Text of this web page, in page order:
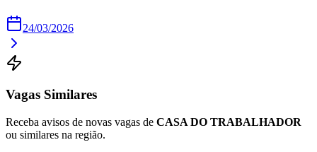
24/03/2026
Vagas Similares
Receba avisos de novas vagas de CASA DO TRABALHADOR
ou similares na região.